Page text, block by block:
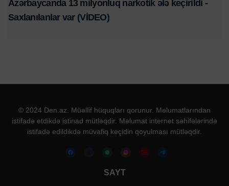
Azərbaycanda 13 milyonluq narkotik ələ keçirildi -
Saxlanılanlar var (VİDEO)
© 2024 Den.az. Müəllif hüquqları qorunur. Məlumatlarından
istifadə etdikdə istinad mütləqdir. Məlumat internet səhifələrində
istifadə edildikdə müvafiq keçidin qoyulması mütləqdir.
SAYT